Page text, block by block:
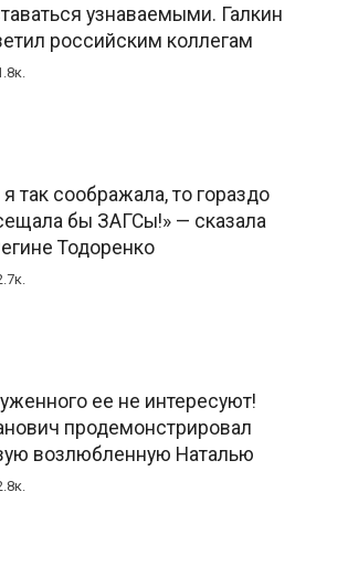
узнаваемыми. Галкин
российским коллегам
так соображала, то гораздо
бы ЗАГСы!» — сказала
Тодоренко
ее не интересуют!
продемонстрировал
возлюбленную Наталью